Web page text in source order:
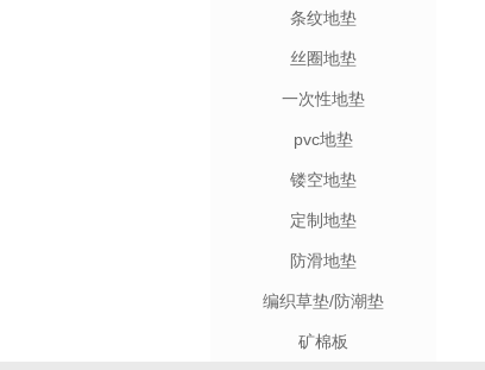
条纹地垫
丝圈地垫
一次性地垫
pvc地垫
镂空地垫
定制地垫
防滑地垫
编织草垫/防潮垫
矿棉板